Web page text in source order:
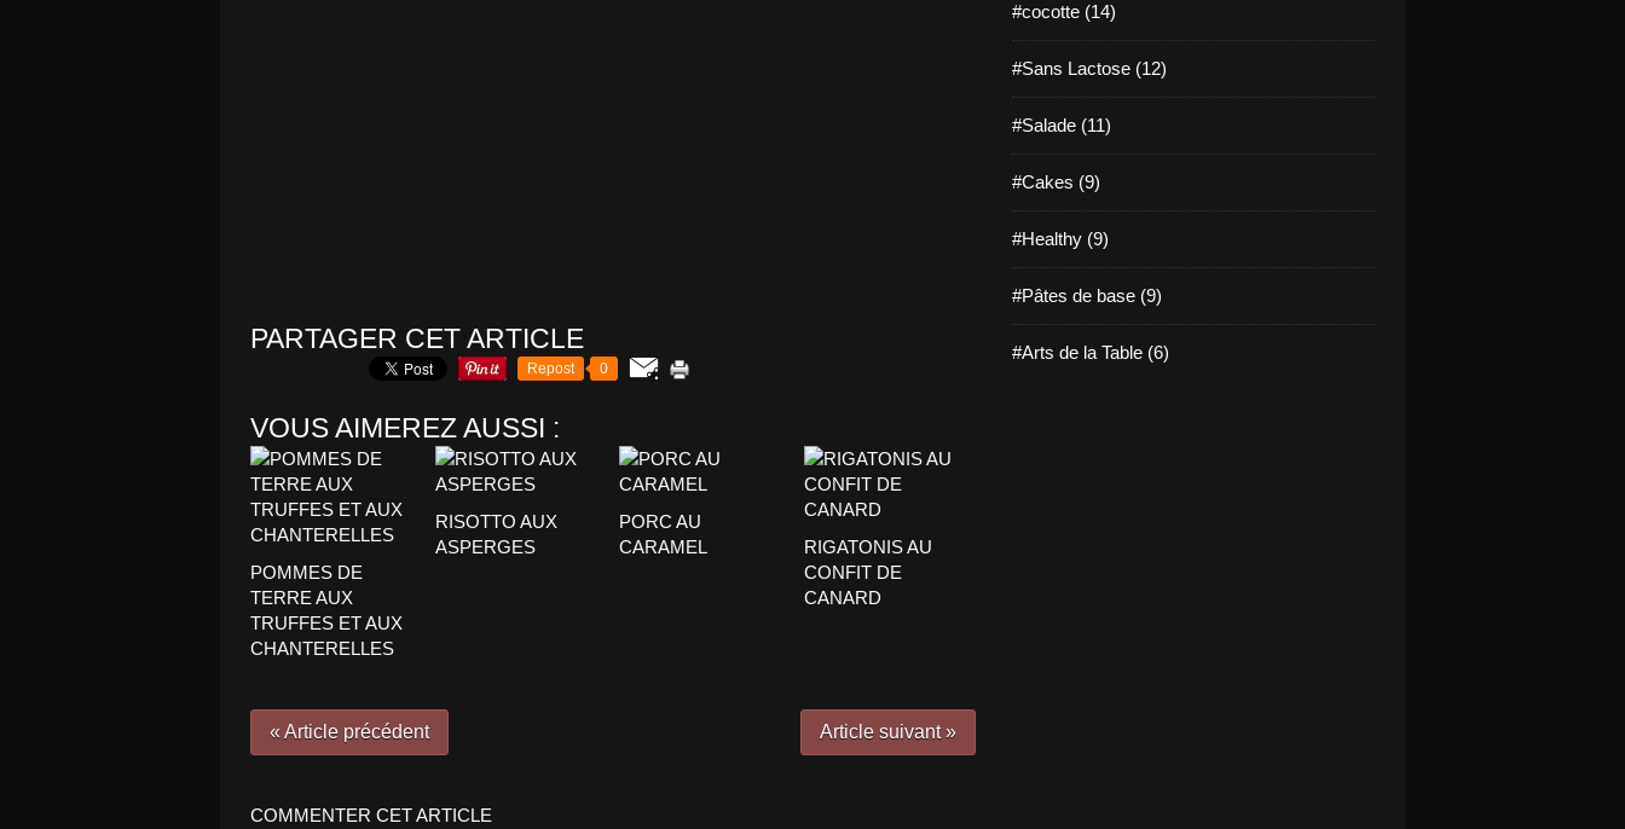
PARTAGER CET ARTICLE
Repost 0
VOUS AIMEREZ AUSSI :
POMMES DE
TERRE AUX
TRUFFES ET AUX
CHANTERELLES
RISOTTO AUX
ASPERGES
PORC AU
CARAMEL
RIGATONIS AU
CONFIT DE
CANARD
« Article précédent Article suivant »
COMMENTER CET ARTICLE
#cocotte (14)
#Sans Lactose (12)
#Salade (11)
#Cakes (9)
#Healthy (9)
#Pâtes de base (9)
#Arts de la Table (6)